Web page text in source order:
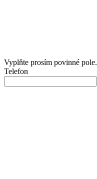
Vyplňte prosím povinné pole.
Telefon